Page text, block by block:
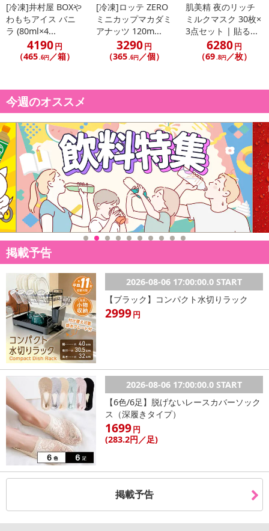
[冷凍]井村屋 BOXや
わもちアイス バニ
ラ (80ml×4...
4190円
（465.6円／箱）
[冷凍]ロッテ ZERO
ミニカップマカダミ
アナッツ 120m...
3290円
（365.6円／個）
肌美精 夜のリッチ
ミルクマスク 30枚×
3点セット | 貼る...
6280円
（69.8円／枚）
今週のオススメ
掲載予告
2026-08-06 17:00:00.0 START
【ブラック】コンパクト水切りラック
2999円
2026-08-06 17:00:00.0 START
【6色/6足】脱げないレースカバーソック
ス（深履きタイプ）
1699円
(283.2円 ／足)
掲載予告